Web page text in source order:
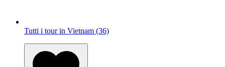
Tutti i tour in Vietnam (36)